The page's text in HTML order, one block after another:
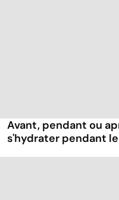
Avant, pendant ou
s'hydrater pendant